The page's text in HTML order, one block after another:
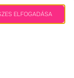
közben.
érdekében,
maradjon a
a belvárosi
teraszainak
ELFOGADÁSA